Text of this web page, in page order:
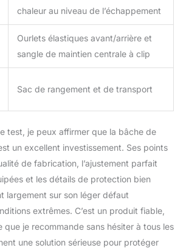
chaleur au niveau de l’échappement
Ourlets élastiques avant/arrière et
sangle de maintien centrale à clip
Sac de rangement et de transport
test, je peux affirmer que la bâche de
un excellent investissement. Ses points
de fabrication, l’ajustement parfait
et les détails de protection bien
largement sur son léger défaut
extrêmes. C’est un produit fiable,
je recommande sans hésiter à tous les
une solution sérieuse pour protéger